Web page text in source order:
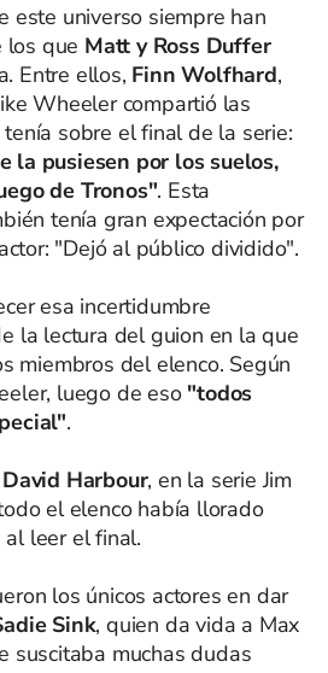
este universo siempre han
los que Matt y Ross Duffer
Entre ellos, Finn Wolfhard,
Wheeler compartió las
sobre el final de la serie:
la pusiesen por los suelos,
de Tronos". Esta
tenía gran expectación por
"Dejó al público dividido".
esa incertidumbre
la lectura del guion en la que
miembros del elenco. Según
luego de eso "todos
.
David Harbour, en la serie Jim
el elenco había llorado
leer el final.
los únicos actores en dar
Sink, quien da vida a Max
suscitaba muchas dudas